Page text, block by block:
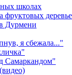
школах
фруктовых
Дурмени
я сбежала..."
Самаркандом"